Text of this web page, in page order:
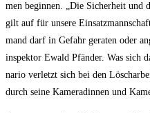
men begin­nen. „Die Sicher­heit und
gilt auf für unse­re
mand darf in Gefahr gera­ten oder
in­spek­tor Ewald Pfän­der. Was sich
na­rio ver­letzt sich bei den
durch sei­ne Kame­ra­din­nen und